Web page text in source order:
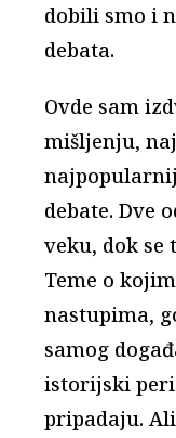
dobili smo i
debata.
Ovde sam
mišljenju,
debate. Dve
veku, dok se
Teme o
nastupima,
samog
istorijski
pripadaju.